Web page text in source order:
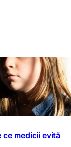
ce medicii evită